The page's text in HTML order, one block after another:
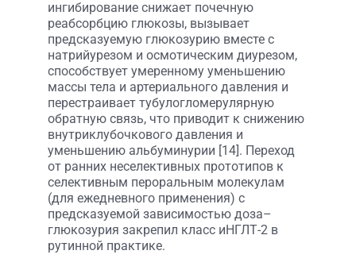
ингибирование снижает почечную
реабсорбцию глюкозы, вызывает
предсказуемую глюкозурию вместе с
натрийурезом и осмотическим диурезом,
способствует умеренному уменьшению
массы тела и артериального давления и
перестраивает тубулогломерулярную
обратную связь, что приводит к снижению
внутриклубочкового давления и
уменьшению альбуминурии [14]. Переход
от ранних неселективных прототипов к
селективным пероральным молекулам
(для ежедневного применения) с
предсказуемой зависимостью доза–
глюкозурия закрепил класс иНГЛТ-2 в
рутинной практике.